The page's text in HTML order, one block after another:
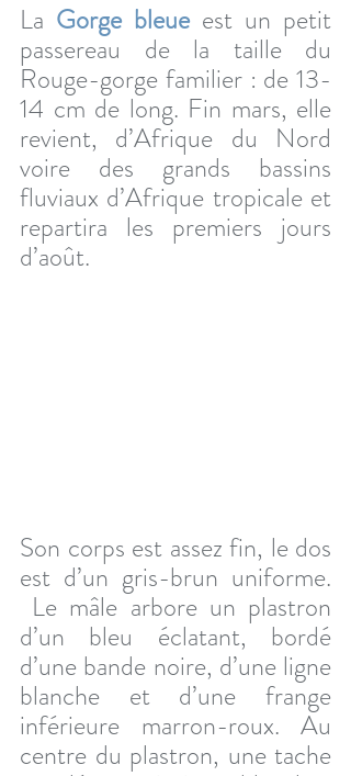
La Gorge bleue est un petit
passereau de la taille du
Rouge-gorge familier : de 13-
14 cm de long. Fin mars, elle
revient, d’Afrique du Nord
voire des grands bassins
fluviaux d’Afrique tropicale et
repartira les premiers jours
d’août.
Son corps est assez fin, le dos
est d’un gris-brun uniforme.
Le mâle arbore un plastron
d’un bleu éclatant, bordé
d’une bande noire, d’une ligne
blanche et d’une frange
inférieure marron-roux. Au
centre du plastron, une tache